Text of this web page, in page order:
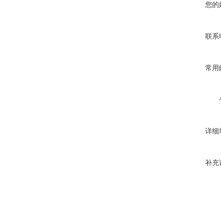
您的
联系
常用
详细
补充